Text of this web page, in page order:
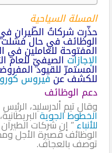
المسلة السياحية
حذّرت شركاتُ الطّيران
الوظائف في حال
المفتوحة للعاملين
الإجازاتالصيفيّ للعام
المستمرّ للقيود
للكشف عنفيروس
دعم الوظائف
وقال تيم ألدرسليد،
الخطوط الجوية
للأنباء” إن شركات
الوظائف قصيرة الأجل
توصف بالعجاف.